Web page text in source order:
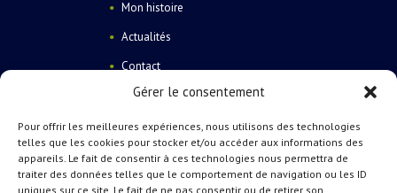
Gérer le consentement
Pour offrir les meilleures expériences, nous utilisons des technologies
telles que les cookies pour stocker et/ou accéder aux informations des
appareils. Le fait de consentir à ces technologies nous permettra de
traiter des données telles que le comportement de navigation ou les ID
uniques sur ce site. Le fait de ne pas consentir ou de retirer son
Mon histoire
Actualités
Contact
Catégories de produits